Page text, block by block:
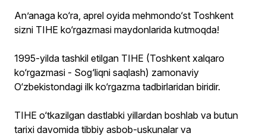
An’anaga ko‘ra, aprel oyida mehmondo‘st Toshkent
sizni TIHE ko‘rgazmasi maydonlarida kutmoqda!
1995-yilda tashkil etilgan TIHE (Toshkent xalqaro
ko‘rgazmasi - Sog‘liqni saqlash) zamonaviy
O‘zbekistondagi ilk ko‘rgazma tadbirlaridan biridir.
TIHE o‘tkazilgan dastlabki yillardan boshlab va butun
tarixi davomida tibbiy asbob-uskunalar va